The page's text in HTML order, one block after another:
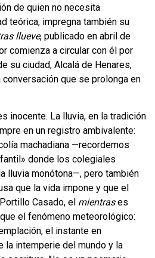
de quien no necesita
teórica, impregna también su
llueve, publicado en abril de
comienza a circular con él por
su ciudad, Alcalá de Henares,
que se prolonga en
inocente. La lluvia, en la tradición
en un registro ambivalente:
machadiana —recordemos
donde los colegiales
lluvia monótona—, pero también
que la vida impone y que el
Casado, el mientrases
el fenómeno meteorológico:
el instante en
la intemperie del mundo y la